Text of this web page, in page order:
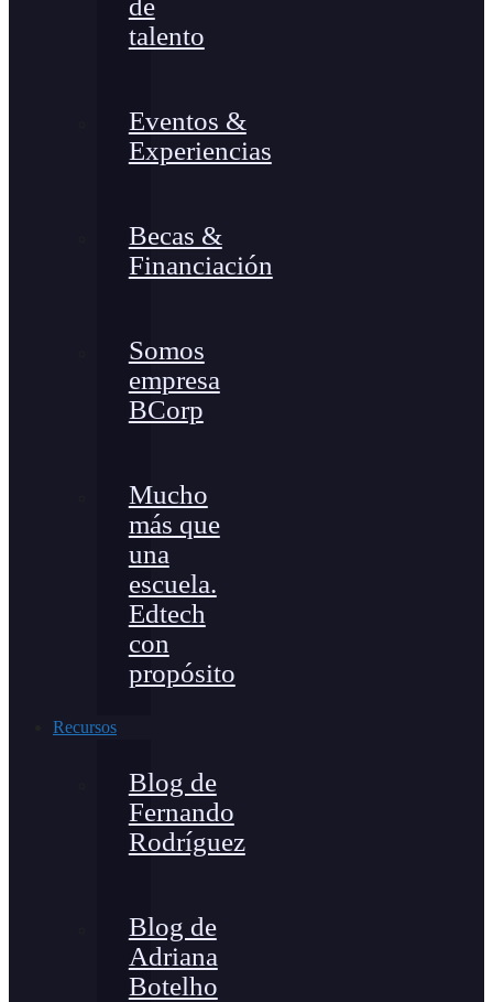
de
talento
Eventos &
Experiencias
Becas &
Financiación
Somos
empresa
BCorp
Mucho
más que
una
escuela.
Edtech
con
propósito
Recursos
Blog de
Fernando
Rodríguez
Blog de
Adriana
Botelho